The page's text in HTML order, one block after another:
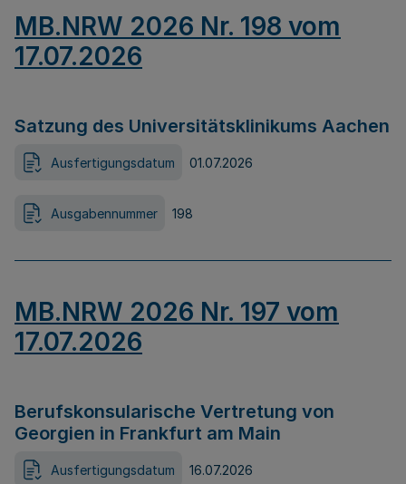
MB.NRW 2026 Nr. 198 vom
17.07.2026
Satzung des Universitätsklinikums Aachen
Ausfertigungsdatum 01.07.2026
Ausgabennummer 198
MB.NRW 2026 Nr. 197 vom
17.07.2026
Berufskonsularische Vertretung von
Georgien in Frankfurt am Main
Ausfertigungsdatum 16.07.2026